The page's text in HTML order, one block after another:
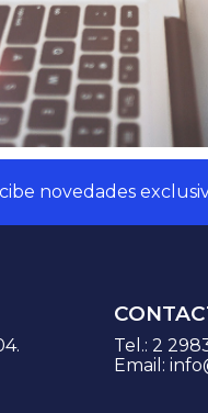
novedades
Tel.: 2
Email: